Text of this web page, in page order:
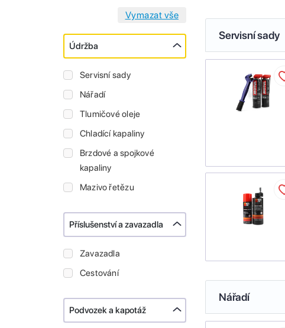
Údržba
Servisní sady
Nářadí
Tlumičové oleje
Chladící kapaliny
Brzdové a spojkové
kapaliny
Mazivo řetězu
Příslušenství a zavazadla
Zavazadla
Cestování
Podvozek a kapotáž
Servisní sady
Nářadí